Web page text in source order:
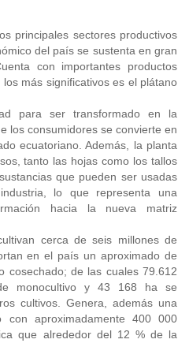
principales sectores productivos
del país se sustenta en gran
con importantes productos
más significativos es el plátano
para ser transformado en la
los consumidores se convierte en
ecuatoriano. Además, la planta
tanto las hojas como los tallos
que pueden ser usadas
lo que representa una
hacia la nueva matriz
cerca de seis millones de
en el país un aproximado de
cosechado; de las cuales 79.612
monocultivo y 43 168 ha se
cultivos. Genera, además una
con aproximadamente 400 000
que alrededor del 12 % de la